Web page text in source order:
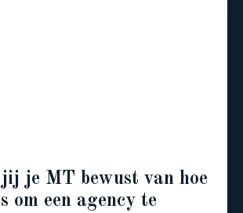
je MT bewust van hoe
om een agency te